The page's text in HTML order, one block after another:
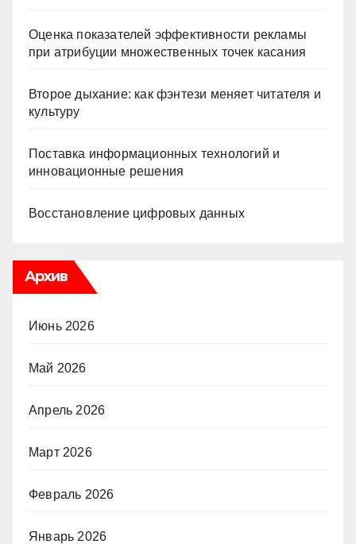
Оценка показателей эффективности рекламы
при атрибуции множественных точек касания
Второе дыхание: как фэнтези меняет читателя и
культуру
Поставка информационных технологий и
инновационные решения
Восстановление цифровых данных
Архив
Июнь 2026
Май 2026
Апрель 2026
Март 2026
Февраль 2026
Январь 2026